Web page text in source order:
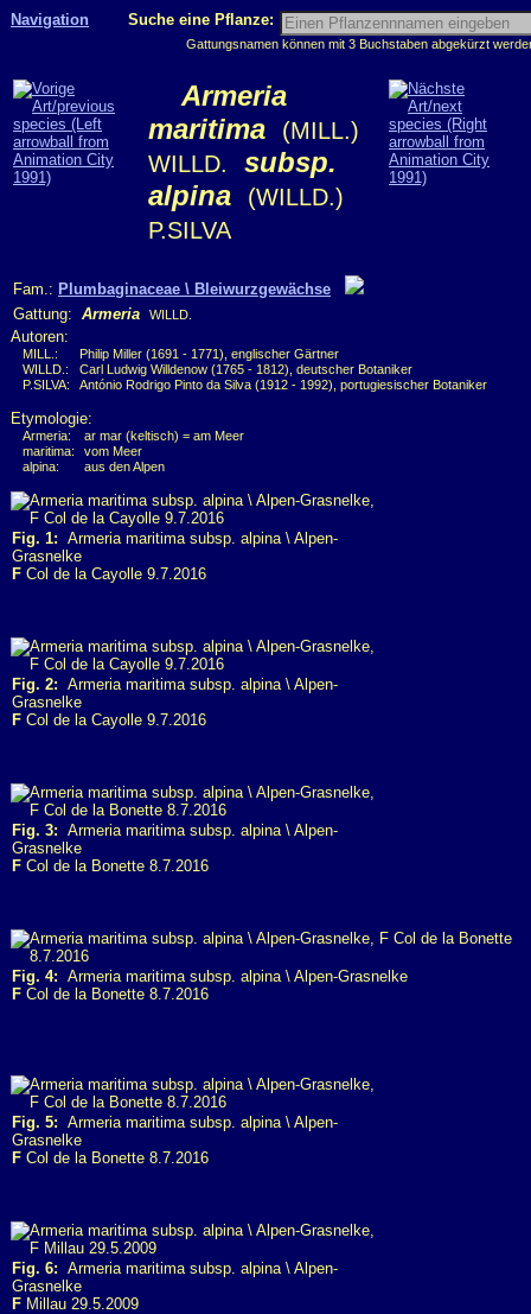
Navigation Suche eine Pflanze:
Gattungsnamen können mit 3 Buchstaben abgekürzt
Armeria
maritima
(MILL.)
WILLD.
subsp.
alpina
(WILLD.)
P.SILVA
Fam.: Plumbaginaceae \ Bleiwurzgewächse
Gattung: Armeria WILLD.
Autoren:
MILL.:
Philip Miller (1691 - 1771), englischer Gärtner
WILLD.:
Carl Ludwig Willdenow (1765 - 1812), deutscher Botaniker
P.SILVA:
António Rodrigo Pinto da Silva (1912 - 1992), portugiesischer Botaniker
Etymologie:
Armeria:
ar mar (keltisch) = am Meer
maritima:
vom Meer
alpina:
aus den Alpen
Fig. 1: Armeria maritima subsp. alpina \ Alpen-
Grasnelke
F Col de la Cayolle 9.7.2016
Fig. 2: Armeria maritima subsp. alpina \ Alpen-
Grasnelke
F Col de la Cayolle 9.7.2016
Fig. 3: Armeria maritima subsp. alpina \ Alpen-
Grasnelke
F Col de la Bonette 8.7.2016
Fig. 4: Armeria maritima subsp. alpina \ Alpen-Grasnelke
F Col de la Bonette 8.7.2016
Fig. 5: Armeria maritima subsp. alpina \ Alpen-
Grasnelke
F Col de la Bonette 8.7.2016
Fig. 6: Armeria maritima subsp. alpina \ Alpen-
Grasnelke
F Millau 29.5.2009